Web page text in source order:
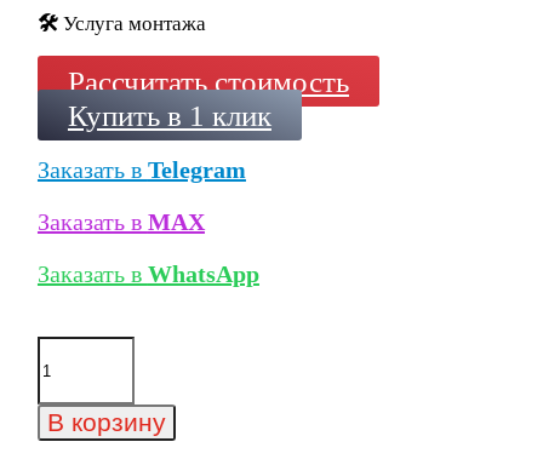
🛠️ Услуга монтажа
Рассчитать стоимость
Купить в 1 клик
Заказать в Telegram
Заказать в MAX
Заказать в WhatsApp
Количество
товара
напольная
плитка
В корзину